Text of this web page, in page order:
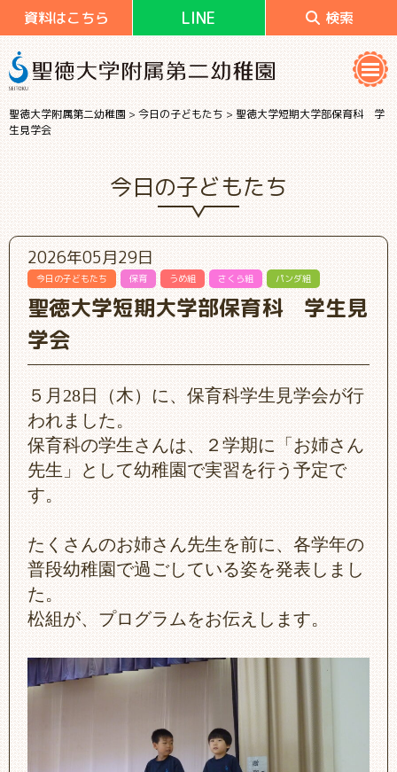
資料はこちら LINE 検索
聖徳大学附属第二幼稚園>今日の子どもたち>聖徳大学短期大学部保育科 学
生見学会
今日の子どもたち
2026年05月29日
聖徳大学短期大学部保育科 学生見
学会
今日の子どもたち 保育 うめ組 さくら組 パンダ組
５月28日（木）に、保育科学生見学会が行
われました。
保育科の学生さんは、２学期に「お姉さん
先生」として幼稚園で実習を行う予定で
す。
たくさんのお姉さん先生を前に、各学年の
普段幼稚園で過ごしている姿を発表しまし
た。
松組が、プログラムをお伝えします。